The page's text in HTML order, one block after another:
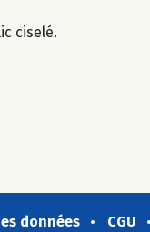
ciselé.
données CGU